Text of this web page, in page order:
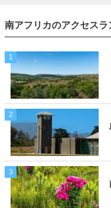
南アフリカのアクセスラ
1
2
3